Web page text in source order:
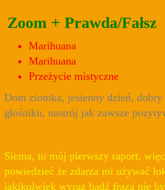
Zoom + Prawda/Fałsz
Marihuana
Marihuana
Przeżycie mistyczne
Dom ziomka, jesienny dzień,
głośniku, nastrój jak zawsze
Siema, to mój pierwszy raport,
powiedzieć że zdarza mi używać
jakikolwiek wyraz bądź fraza nie